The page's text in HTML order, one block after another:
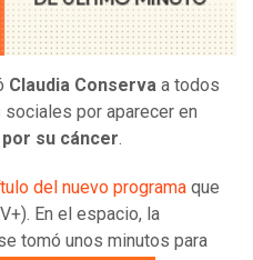
Claudia Conserva a todos
por aparecer en
su cáncer.
del nuevo programa que
En el espacio, la
tomó unos minutos para